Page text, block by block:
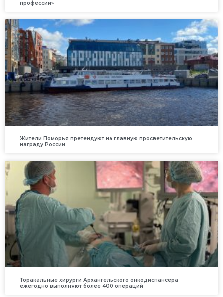
профессии»
Жители Поморья претендуют на главную просветительскую
награду России
Торакальные хирурги Архангельского онкодиспансера
ежегодно выполняют более 400 операций